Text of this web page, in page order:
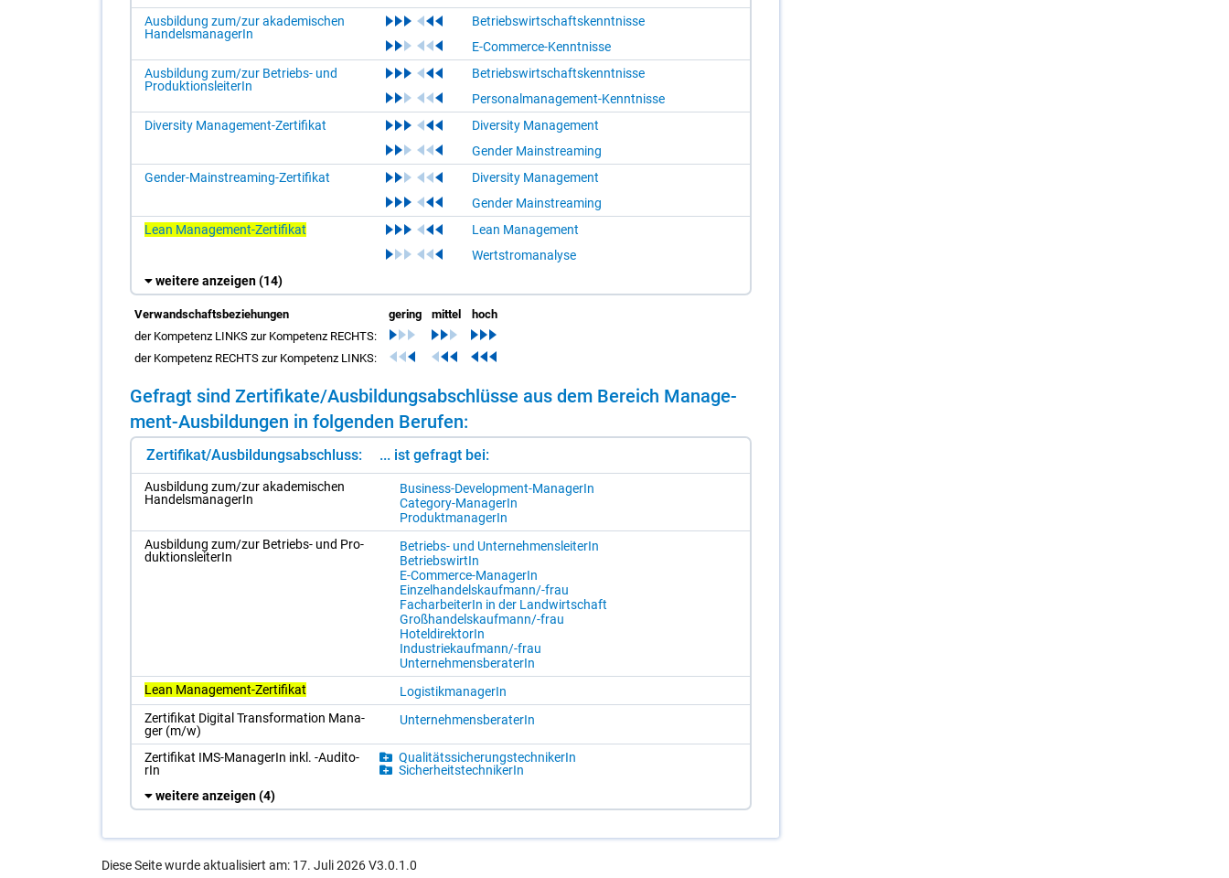
Ausbildung zum/zur akademischen
HandelsmanagerIn
Betriebswirtschaftskenntnisse
E-Commerce-Kenntnisse
Ausbildung zum/zur Betriebs- und
ProduktionsleiterIn
Betriebswirtschaftskenntnisse
Personalmanagement-Kenntnisse
Diversity Management-Zertifikat
Diversity Management
Gender Mainstreaming
Gender-Mainstreaming-Zertifikat
Diversity Management
Gender Mainstreaming
Lean Management-Zertifikat
Lean Management
Wertstromanalyse
weitere anzeigen(14)
Verwandschaftsbeziehungen gering mittel
hoch
der Kompetenz LINKS zur Kompetenz RECHTS:
der Kompetenz RECHTS zur Kompetenz LINKS:
Ge­fragt sind Zer­ti­fi­ka­te/​Aus­bil­dungs­ab­schlüs­se aus dem Be­reich Ma­nage­
ment-Aus­bil­dun­gen in fol­gen­den Be­ru­fen:
Zertifikat/Ausbildungsabschluss: ... ist gefragt bei:
Aus­bil­dung zum/​zur aka­de­mi­schen
Han­dels­ma­na­ge­rIn
Busi­ness-De­ve­lop­ment-Ma­na­ge­rIn
Ca­te­go­ry-Ma­na­ge­rIn
Pro­dukt­ma­na­ge­rIn
Aus­bil­dung zum/​zur Be­triebs- und Pro­
duk­ti­ons­lei­te­rIn
Be­triebs- und Un­ter­neh­mens­lei­te­rIn
Be­triebs­wir­tIn
E-Com­mer­ce-Ma­na­ge­rIn
Ein­zel­han­dels­kauf­mann/-​frau
Fach­ar­bei­te­rIn in der Land­wirt­schaft
Groß­han­dels­kauf­mann/-​frau
Ho­tel­di­rek­to­rIn
In­dus­trie­kauf­mann/-​frau
Un­ter­neh­mens­be­ra­te­rIn
Lean Management-Zertifikat
Lo­gis­tik­ma­na­ge­rIn
Zer­ti­fi­kat Di­gi­tal Trans­for­ma­ti­on Ma­na­
ger (m/​w)
Un­ter­neh­mens­be­ra­te­rIn
Zer­ti­fi­kat IMS-Ma­na­ge­rIn inkl. -Au­di­to­
rIn
Qua­li­täts­si­che­rungs­tech­ni­ke­rIn
Si­cher­heits­tech­ni­ke­rIn
weitere anzeigen(4)
Diese Seite wurde aktualisiert am: 17. Juli 2026 V3.0.1.0